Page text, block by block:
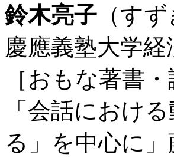
鈴木亮子 （す
慶應義塾大学
［おもな著書・
「会話におけ
る」を中心に